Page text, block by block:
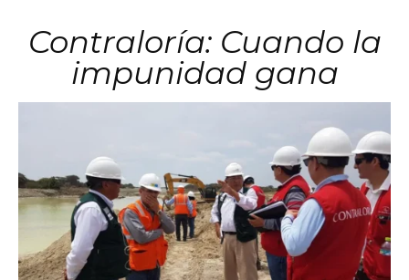
Contraloría: Cuando la
impunidad gana